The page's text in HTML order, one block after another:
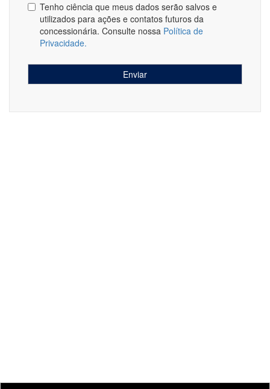
Tenho ciência que meus dados serão salvos e
utilizados para ações e contatos futuros da
concessionária. Consulte nossa Política de
Privacidade.
Enviar